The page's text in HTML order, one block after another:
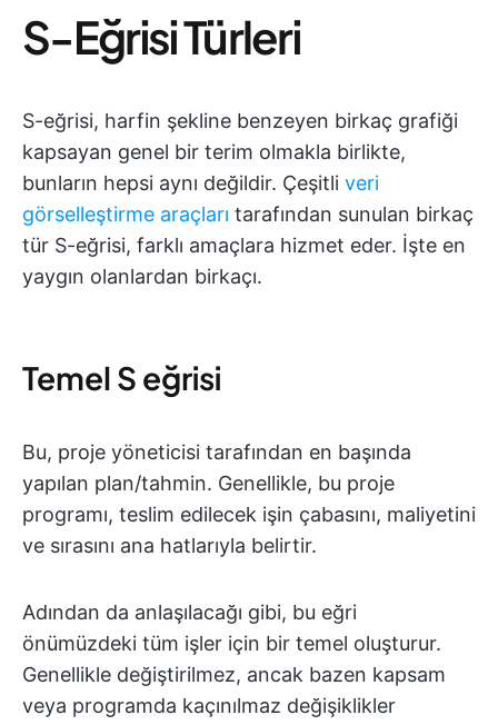
S-Eğrisi Türleri
S-eğrisi, harfin şekline benzeyen birkaç grafiği
kapsayan genel bir terim olmakla birlikte,
bunların hepsi aynı değildir. Çeşitli veri
görselleştirme araçları tarafından sunulan birkaç
tür S-eğrisi, farklı amaçlara hizmet eder. İşte en
yaygın olanlardan birkaçı.
Temel S eğrisi
Bu, proje yöneticisi tarafından en başında
yapılan plan/tahmin. Genellikle, bu proje
programı, teslim edilecek işin çabasını, maliyetini
ve sırasını ana hatlarıyla belirtir.
Adından da anlaşılacağı gibi, bu eğri
önümüzdeki tüm işler için bir temel oluşturur.
Genellikle değiştirilmez, ancak bazen kapsam
veya programda kaçınılmaz değişiklikler